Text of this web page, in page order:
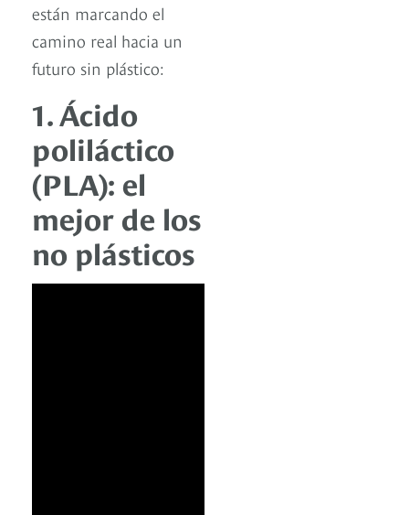
están marcando el
camino real hacia un
futuro sin plástico:
1. Ácido
poliláctico
(PLA): el
mejor de los
no plásticos